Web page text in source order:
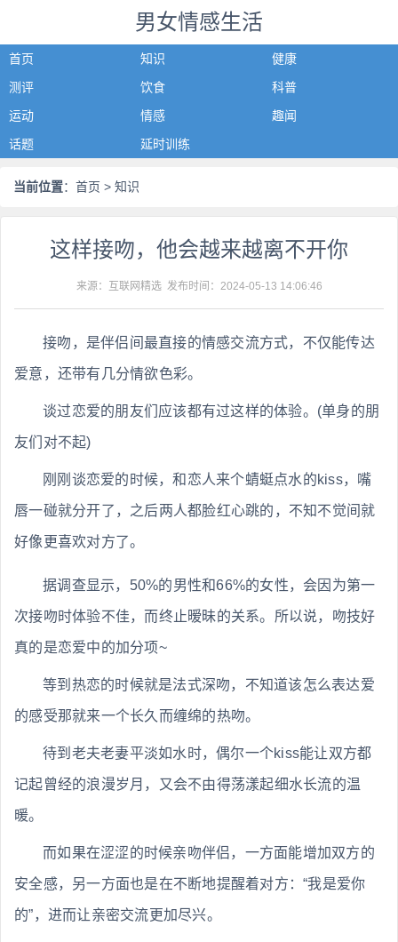
男女情感生活
首页 知识
健康
测评
饮食
科普
运动
情感
趣闻
话题
延时训练
当前位置： 首页 > 知识
这样接吻，他会越来越离不开你
来源：互联网精选 发布时间： 2024-05-13 14:06:46
接吻，是伴侣间最直接的情感交流方式，不仅能传达
爱意，还带有几分情欲色彩。
谈过恋爱的朋友们应该都有过这样的体验。(单身的朋
友们对不起)
刚刚谈恋爱的时候，和恋人来个蜻蜓点水的kiss，嘴
唇一碰就分开了，之后两人都脸红心跳的，不知不觉间就
好像更喜欢对方了。
据调查显示，50%的男性和66%的女性，会因为第一
次接吻时体验不佳，而终止暧昧的关系。所以说，吻技好
真的是恋爱中的加分项~
等到热恋的时候就是法式深吻，不知道该怎么表达爱
的感受那就来一个长久而缠绵的热吻。
待到老夫老妻平淡如水时，偶尔一个kiss能让双方都
记起曾经的浪漫岁月，又会不由得荡漾起细水长流的温
暖。
而如果在涩涩的时候亲吻伴侣，一方面能增加双方的
安全感，另一方面也是在不断地提醒着对方：“我是爱你
的”，进而让亲密交流更加尽兴。